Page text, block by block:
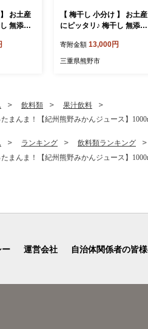
お土産
無添加
け梅干
梅干し
食品 南
【 梅干し 小分け 】 お土産
にピッタリ♪ 梅干し 無添加
らのすっぱい しそ漬け梅干
し 500g (100g×5P) 梅干し
お弁当 梅干し 健康食品 南
sn0031A】
寄附金額 13,000円
三重県熊野市
飲料類
果汁飲料
まんま！【紀州熊野みかんジュース】
ランキング 飲料類ランキング
まんま！【紀州熊野みかんジュース】
ー 運営会社 自治体関係者の皆